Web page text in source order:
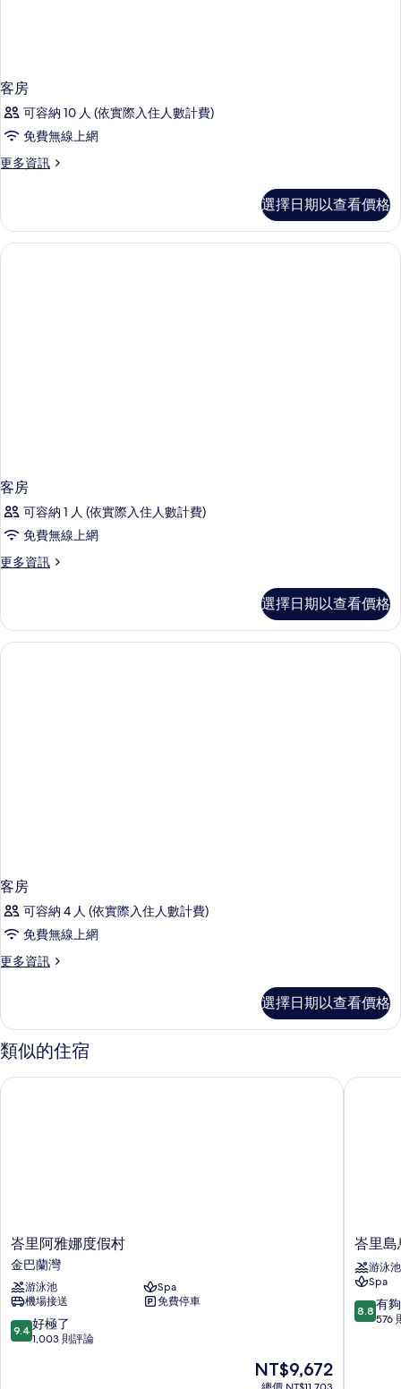
片
情
客房
可容納 10 人 (依實際入住人數計費)
免費無線上網
更多資訊
更
的
詳
情
選擇日期以查看價格
客房
可容納 1 人 (依實際入住人數計費)
免費無線上網
更多資訊
更
的
詳
情
選擇日期以查看價格
客房
可容納 4 人 (依實際入住人數計費)
免費無線上網
更多資訊
更
的
詳
情
選擇日期以查看價格
類似的住宿
峇
里
阿
雅
娜
度
假
峇里阿雅娜度假村
金巴蘭灣
游泳池
Spa
機場接送
免費停車
9.4
分，
9.4 好極了
1,003 則評論
現
在
NT$9,672
峇里阿雅娜度假村
峇
島
烏
魯
瓦
峇里島
游泳池
Spa
8.8
分，
8.8 有
576
峇里島